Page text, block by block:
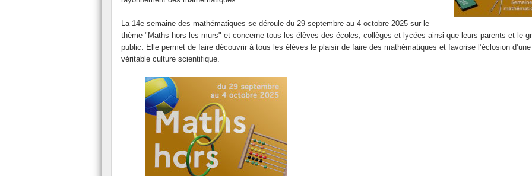
La 14e semaine des mathématiques se déroule du 29 septembre au 4 octobre 2025 sur le
thème "Maths hors les murs" et concerne tous les élèves des écoles, collèges et lycées ainsi que leurs parents et le
public. Elle permet de faire découvrir à tous les élèves le plaisir de faire des mathématiques et favorise l’éclosion d’une
véritable culture scientifique.